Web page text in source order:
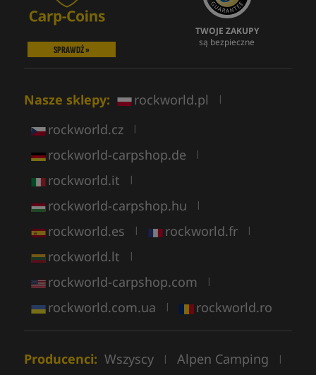
SPRAWDŹ »
TWOJE ZAKUPY
są bezpieczne
Nasze sklepy: rockworld.pl |
rockworld.cz |
rockworld-carpshop.de |
rockworld.it |
rockworld-carpshop.hu |
rockworld.es | rockworld.fr |
rockworld.lt |
rockworld-carpshop.com |
rockworld.com.ua | rockworld.ro
Producenci: Wszyscy | Alpen Camping |